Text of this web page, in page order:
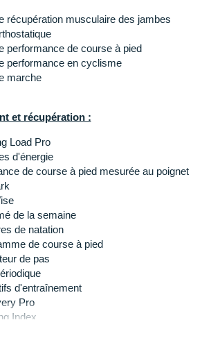
140 h (options d'énergie), 8 jours en mode
: noir
Polar
récupération musculaire des jambes
performance de course à pied
performance en cyclisme
marche
et récupération :
Load Pro
d'énergie
de course à pied mesurée au poignet
de la semaine
de natation
de course à pied
de pas
d'entraînement
Pro
Index